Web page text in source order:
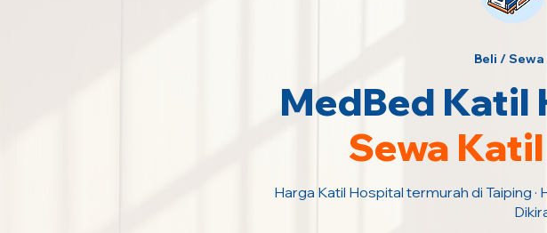
Beli /
MedBed Katil
Sewa
Harga Katil Hospital termurah di Taiping ·